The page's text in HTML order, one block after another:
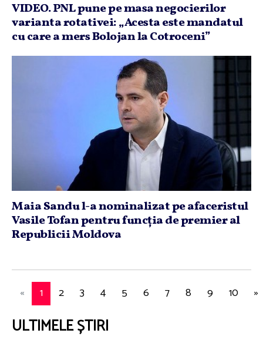
VIDEO. PNL pune pe masa negocierilor
varianta rotativei: „Acesta este mandatul
cu care a mers Bolojan la Cotroceni”
Maia Sandu l-a nominalizat pe afaceristul
Vasile Tofan pentru funcţia de premier al
Republicii Moldova
« 1 2 3 4 5 6 7 8 9 10 »
ULTIMELE ȘTIRI